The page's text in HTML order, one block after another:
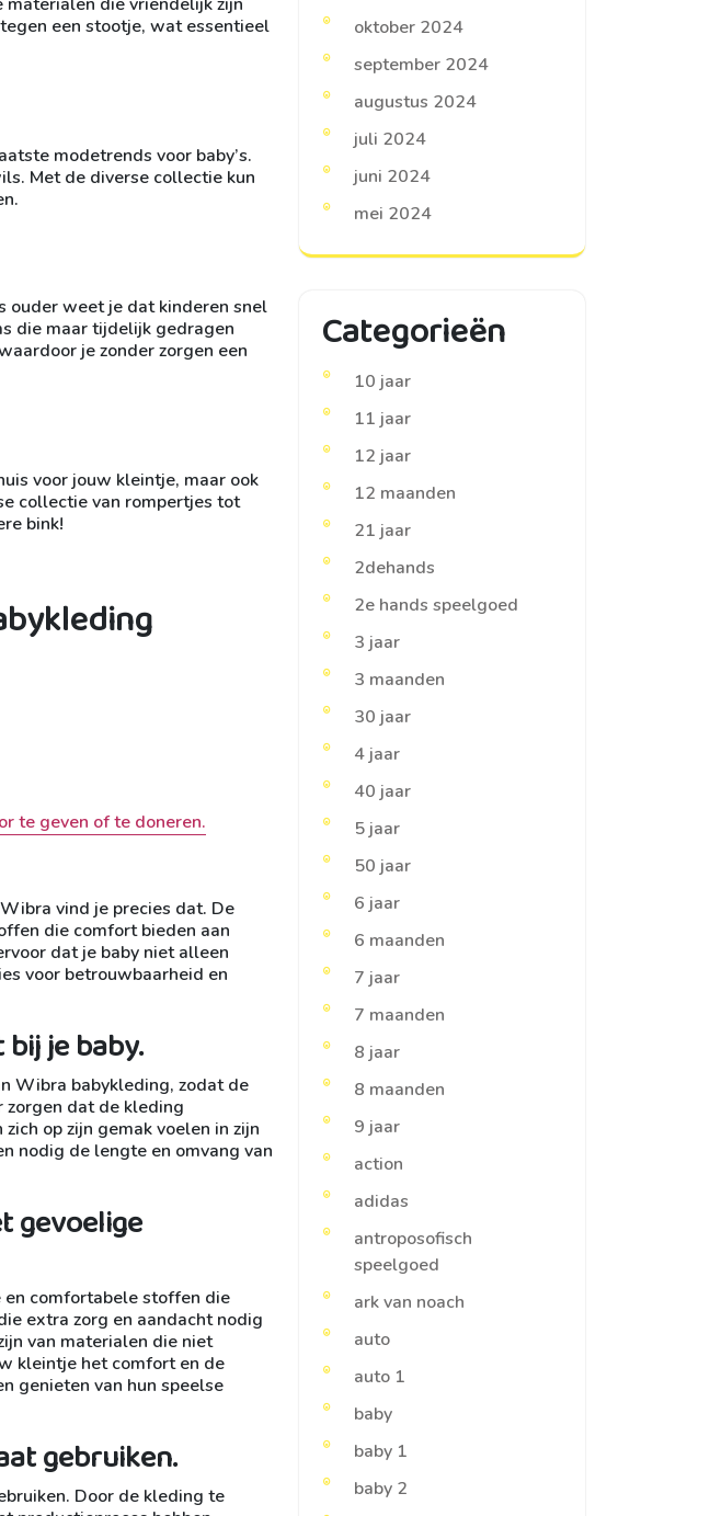
een stootje, wat essentieel
modetrends voor baby’s.
Met de diverse collectie kun
ouder weet je dat kinderen snel
die maar tijdelijk gedragen
je zonder zorgen een
voor jouw kleintje, maar ook
collectie van rompertjes tot
bink!
te geven of te doneren.
vind je precies dat. De
die comfort bieden aan
dat je baby niet alleen
voor betrouwbaarheid en
je baby.
Wibra babykleding, zodat de
zorgen dat de kleding
op zijn gemak voelen in zijn
nodig de lengte en omvang van
gevoelige
en comfortabele stoffen die
extra zorg en aandacht nodig
van materialen die niet
kleintje het comfort en de
genieten van hun speelse
gebruiken.
Door de kleding te
oktober 2024
september 2024
augustus 2024
juli 2024
juni 2024
mei 2024
Categorieën
10 jaar
11 jaar
12 jaar
12 maanden
21 jaar
2dehands
2e hands speelgoed
3 jaar
3 maanden
30 jaar
4 jaar
40 jaar
5 jaar
50 jaar
6 jaar
6 maanden
7 jaar
7 maanden
8 jaar
8 maanden
9 jaar
action
adidas
antroposofisch
speelgoed
ark van noach
auto
auto 1
baby
baby 1
baby 2